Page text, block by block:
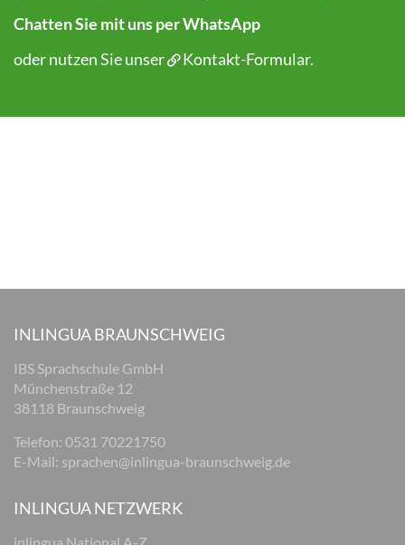
Chatten Sie mit uns per WhatsApp
oder nutzen Sie unser
Kontakt-Formular.
INLINGUA BRAUNSCHWEIG
IBS Sprachschule GmbH
Münchenstraße 12
38118 Braunschweig
Telefon: 0531 70221750
E-Mail: sprachen@inlingua-braunschweig.de
INLINGUA NETZWERK